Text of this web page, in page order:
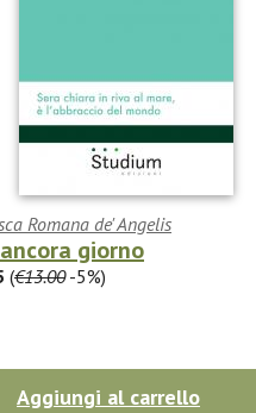
Romana de' Angelis
giorno
(€13.00-5%)
Aggiungi al carrello